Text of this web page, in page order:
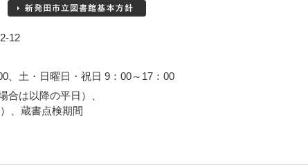
12
、土・日曜日・祝日 9：00～17：00
合は以降の平日）、
、蔵書点検期間